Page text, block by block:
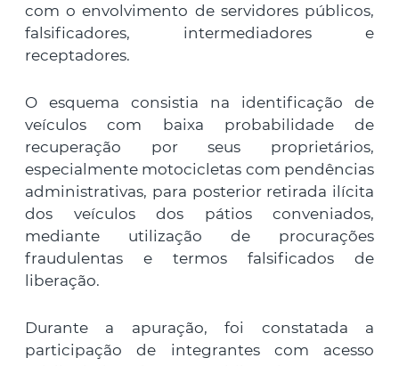
com o envolvimento de servidores públicos,
falsificadores, intermediadores e
receptadores.
O esquema consistia na identificação de
veículos com baixa probabilidade de
recuperação por seus proprietários,
especialmente motocicletas com pendências
administrativas, para posterior retirada ilícita
dos veículos dos pátios conveniados,
mediante utilização de procurações
fraudulentas e termos falsificados de
liberação.
Durante a apuração, foi constatada a
participação de integrantes com acesso